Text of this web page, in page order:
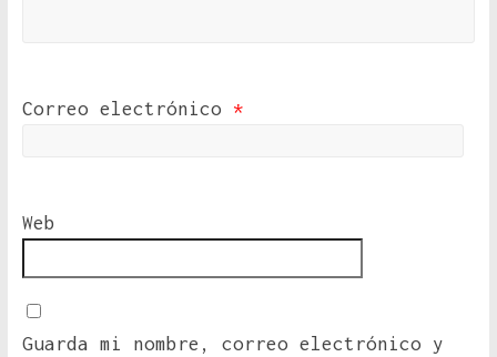
Correo electrónico *
Web
Guarda mi nombre, correo electrónico y